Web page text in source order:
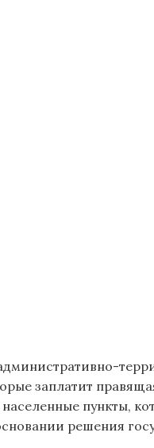
заплатит
пункты,
решения